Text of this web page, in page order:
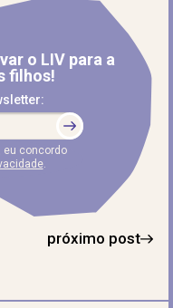
o LIV para a
filhos!
eu concordo
.
próximo post